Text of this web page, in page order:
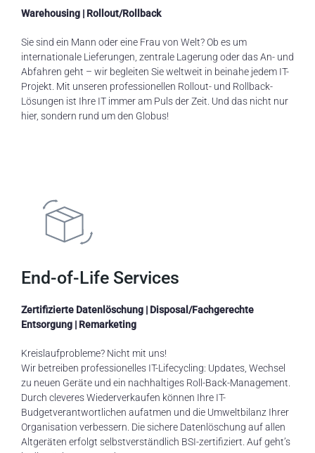
Warehousing | Rollout/Rollback
Sie sind ein Mann oder eine Frau von Welt?Ob es um
internationale Lieferungen, zentrale Lagerung oder das An- und
Abfahren geht – wir begleiten Sieweltweit in beinahe jedem IT-
Projekt. Mit unseren professionellen Rollout- und Rollback-
Lösungen ist Ihre IT immer am Puls der Zeit. Und das nicht nur
hier, sondern rund um den Globus!
End-of-Life Services
Zertifizierte Datenlöschung | Disposal /Fachgerechte
Entsorgung | Remarketing
Kreislaufprobleme? Nicht mit uns!
Wir betreiben professionelles IT-Lifecycl ing: Updates, Wechsel
zu neuen Geräte und ein nachhaltiges Roll-Back-Management.
Durch cleveres Wiederverkaufen können Ihre IT-
Budgetverantwortlichen aufatmen und die Umweltbilanz Ihrer
Organisation verbessern Die sichere Datenlöschung auf allen
Altgeräten erfolgt selbstverständlich BSI-zertifiziert. Auf geht’s